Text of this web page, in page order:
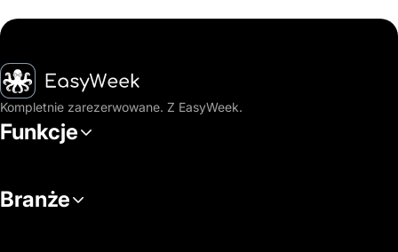
Strona główna
Kompletnie zarezerwowane. Z EasyWeek.
Funkcje
Branże